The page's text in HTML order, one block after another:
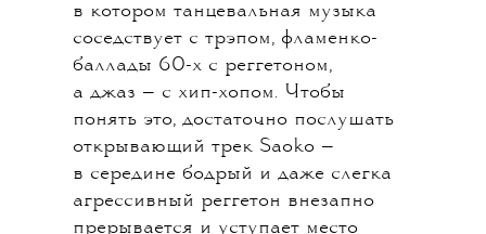
в котором танцевальная музыка
соседствует с трэпом, фламенко-
баллады 60-х с реггетоном,
а джаз — с хип-хопом. Чтобы
понять это, достаточно послушать
открывающий трек Saoko —
в середине бодрый и даже слегка
агрессивный реггетон внезапно
прерывается и уступает место